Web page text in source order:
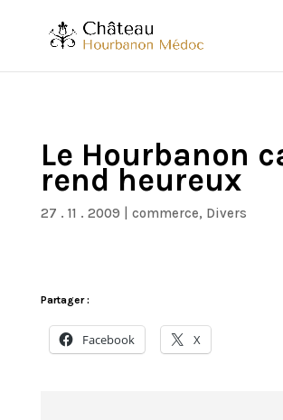
Le Hourbanon
rend heureux
27 . 11 . 2009 commerce, Divers
Partager :
Facebook X